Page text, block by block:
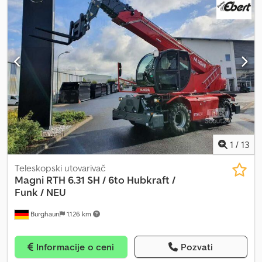
pojedinačno točak • Dimenzija gume: 385/65/22,5 Sailun • Dubina
šare u %: 90 % • Tip felne: čelik Dodatna oprema: • Broj osovina: 2 •
Proizvođač osovina: ADR • Rolo cerada • Vazdušni i uljni priključak
za drugu prikolicu Unutrašnje dimenzije tovarnog prostora cca: •
Dužina: 5.100 mm • Širina: 2.450 mm • Visina: 1.500 mm • Visina bočne
stranice: 1.500 mm • Visina utovarne površine: 1.400 mm Verzija
nadgradnje: • Desna portala • Desni uklonjivi stub • Leva strana
deljena • Zadnja strana deljena • Bočno produženje za rasuti
materijal Crodpsv Nz Ehefx Ab Eef Zadržavamo pravo na prodaju,
greške i tipografske greške.
1 / 13
Burghaun 1.126 km
Teleskopski utovarivač
Magni RTH 6.31 SH / 6to Hubkraft /
Funk / NEU
Informacije o ceni Pozvati